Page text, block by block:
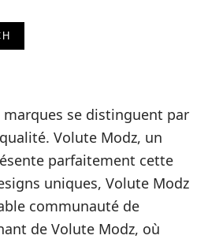
se distinguent par
Volute Modz, un
parfaitement cette
uniques, Volute Modz
communauté de
de Volute Modz, où